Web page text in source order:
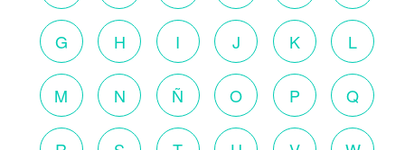
G H I J K L
M N Ñ O P Q